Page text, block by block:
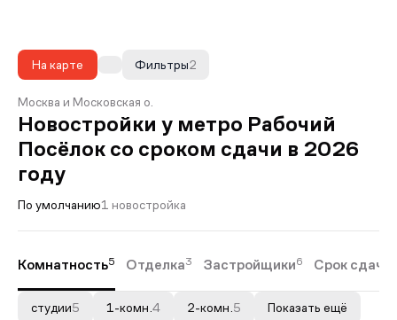
На карте 2
Фильтры
Москва и Московская о.
Новостройки у метро Рабочий
Посёлок со сроком сдачи в 2026
году
По умолчанию1 новостройка
Комнатность5 Отделка3 Застройщики6 Срок сдачи
студии5 1-комн. 4 2-комн. 5 Показать ещё